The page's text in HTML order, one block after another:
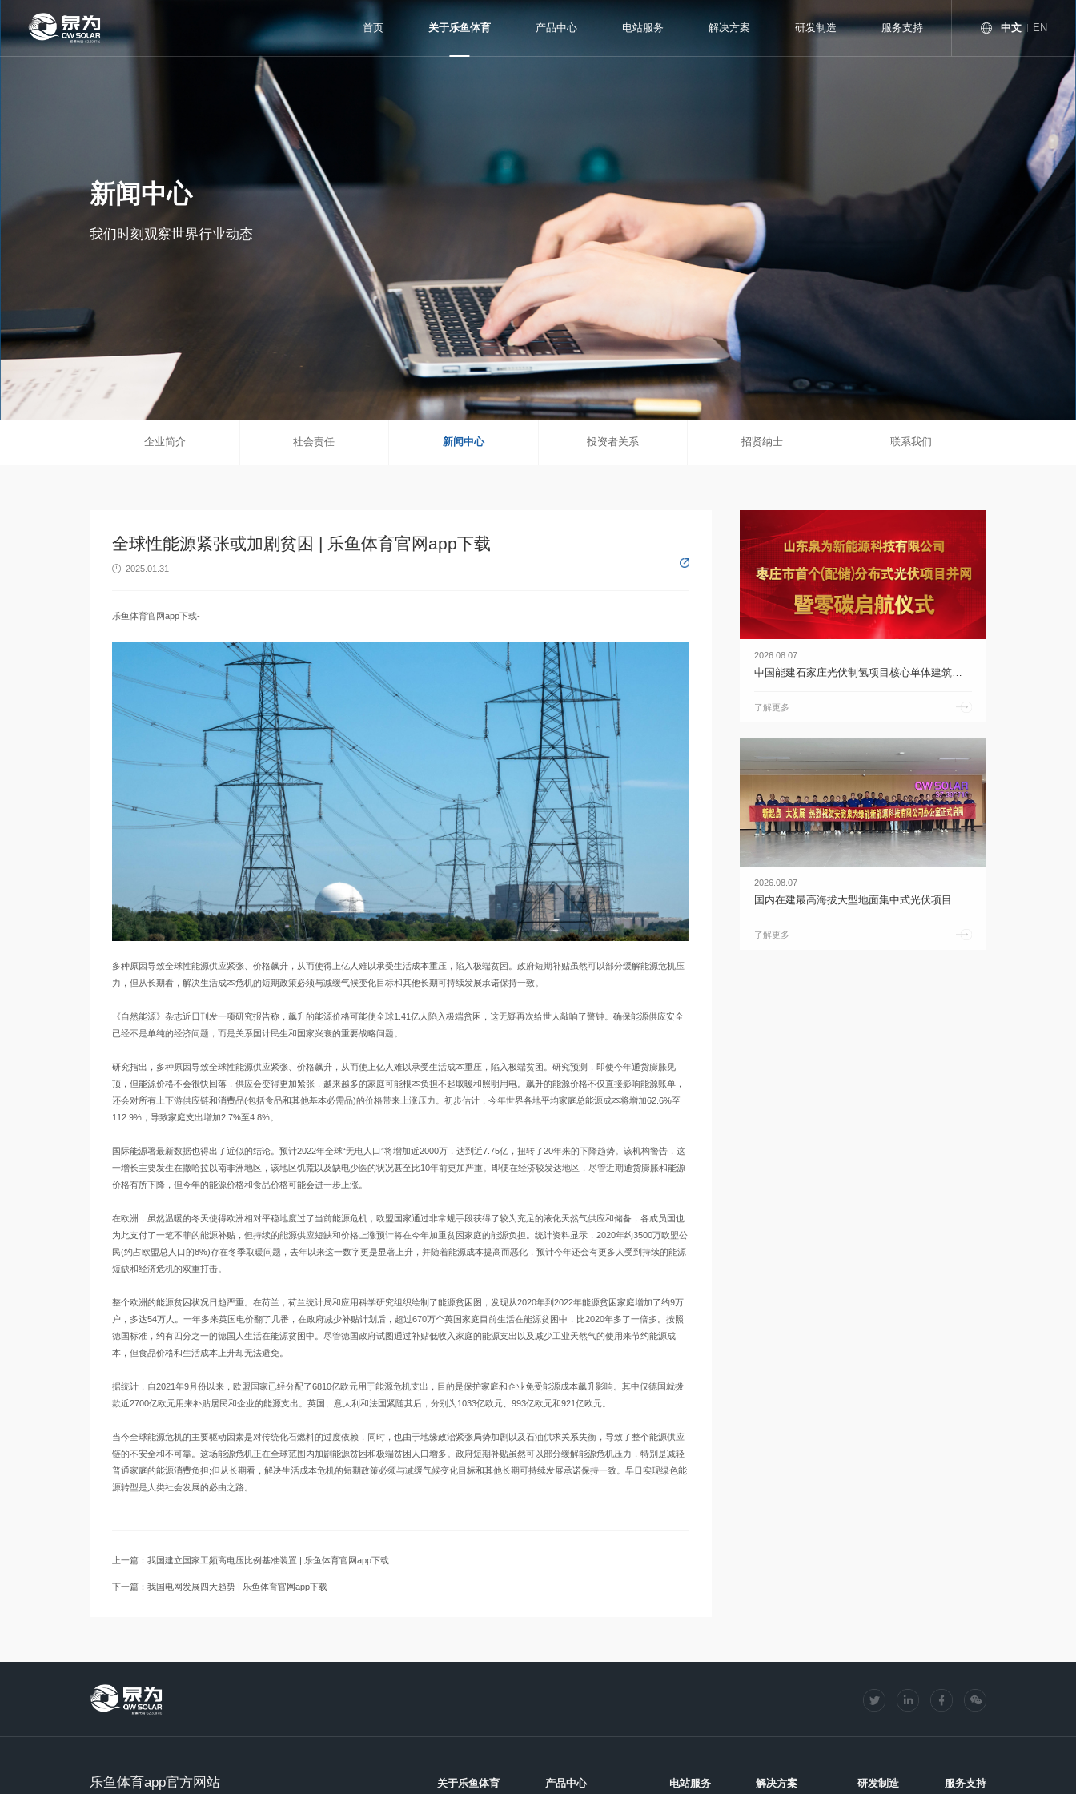
中文 EN
首页 关于乐鱼体育 产品中心 电站服务 解决方案 研发制造 服务支持
新闻中心
我们时刻观察世界行业动态
企业简介 社会责任 新闻中心 投资者关系 招贤纳士 联系我们
全球性能源紧张或加剧贫困 | 乐鱼体育官网app下载
 2025.01.31
乐鱼体育官网app下载-
多种原因导致全球性能源供应紧张、价格飙升，从而使得上亿人难以承受生活成本重压，陷入极端贫困。政府短期补贴虽然可以部分缓解能源危机压
力，但从长期看，解决生活成本危机的短期政策必须与减缓气候变化目标和其他长期可持续发展承诺保持一致。
《自然能源》杂志近日刊发一项研究报告称，飙升的能源价格可能使全球1.41亿人陷入极端贫困，这无疑再次给世人敲响了警钟。确保能源供应安全
已经不是单纯的经济问题，而是关系国计民生和国家兴衰的重要战略问题。
研究指出，多种原因导致全球性能源供应紧张、价格飙升，从而使上亿人难以承受生活成本重压，陷入极端贫困。研究预测，即使今年通货膨胀见
顶，但能源价格不会很快回落，供应会变得更加紧张，越来越多的家庭可能根本负担不起取暖和照明用电。飙升的能源价格不仅直接影响能源账单，
还会对所有上下游供应链和消费品(包括食品和其他基本必需品)的价格带来上涨压力。初步估计，今年世界各地平均家庭总能源成本将增加62.6%至
112.9%，导致家庭支出增加2.7%至4.8%。
国际能源署最新数据也得出了近似的结论。预计2022年全球“无电人口”将增加近2000万，达到近7.75亿，扭转了20年来的下降趋势。该机构警告，这
一增长主要发生在撒哈拉以南非洲地区，该地区饥荒以及缺电少医的状况甚至比10年前更加严重。即便在经济较发达地区，尽管近期通货膨胀和能源
价格有所下降，但今年的能源价格和食品价格可能会进一步上涨。
在欧洲，虽然温暖的冬天使得欧洲相对平稳地度过了当前能源危机，欧盟国家通过非常规手段获得了较为充足的液化天然气供应和储备，各成员国也
为此支付了一笔不菲的能源补贴，但持续的能源供应短缺和价格上涨预计将在今年加重贫困家庭的能源负担。统计资料显示，2020年约3500万欧盟公
民(约占欧盟总人口的8%)存在冬季取暖问题，去年以来这一数字更是显著上升，并随着能源成本提高而恶化，预计今年还会有更多人受到持续的能源
短缺和经济危机的双重打击。
整个欧洲的能源贫困状况日趋严重。在荷兰，荷兰统计局和应用科学研究组织绘制了能源贫困图，发现从2020年到2022年能源贫困家庭增加了约9万
户，多达54万人。一年多来英国电价翻了几番，在政府减少补贴计划后，超过670万个英国家庭目前生活在能源贫困中，比2020年多了一倍多。按照
德国标准，约有四分之一的德国人生活在能源贫困中。尽管德国政府试图通过补贴低收入家庭的能源支出以及减少工业天然气的使用来节约能源成
本，但食品价格和生活成本上升却无法避免。
据统计，自2021年9月份以来，欧盟国家已经分配了6810亿欧元用于能源危机支出，目的是保护家庭和企业免受能源成本飙升影响。其中仅德国就拨
款近2700亿欧元用来补贴居民和企业的能源支出。英国、意大利和法国紧随其后，分别为1033亿欧元、993亿欧元和921亿欧元。
当今全球能源危机的主要驱动因素是对传统化石燃料的过度依赖，同时，也由于地缘政治紧张局势加剧以及石油供求关系失衡，导致了整个能源供应
链的不安全和不可靠。这场能源危机正在全球范围内加剧能源贫困和极端贫困人口增多。政府短期补贴虽然可以部分缓解能源危机压力，特别是减轻
普通家庭的能源消费负担;但从长期看，解决生活成本危机的短期政策必须与减缓气候变化目标和其他长期可持续发展承诺保持一致。早日实现绿色能
源转型是人类社会发展的必由之路。
上一篇：我国建立国家工频高电压比例基准装置 | 乐鱼体育官网app下载
下一篇：我国电网发展四大趋势 | 乐鱼体育官网app下载
2026.08.07
中国能建石家庄光伏制氢项目核心单体建筑完成封顶 | 乐鱼体育官网app下载
了解更多
2026.08.07
国内在建最高海拔大型地面集中式光伏项目首次并网 | 乐鱼体育官网app下载
了解更多
乐鱼体育app官方网站 关于乐鱼体育 产品中心 电站服务 解决方案 研发制造 服务支持